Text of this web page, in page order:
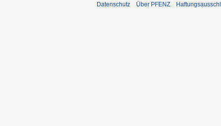
Datenschutz Über PFENZ